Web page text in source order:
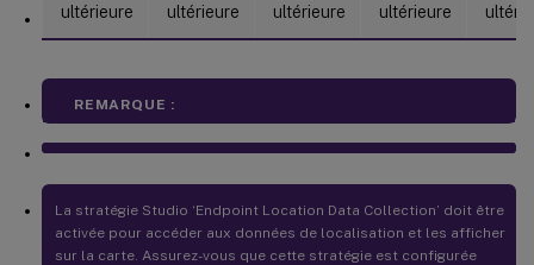
ultérieure
ultérieure
ultérieure
ultérieure
REMARQUE :
La stratégie Studio ‘Endpoint Location Data Collection’ doit être
activée pour accéder aux données de localisation et les afficher
sur la carte. Assurez-vous que cette stratégie est configurée